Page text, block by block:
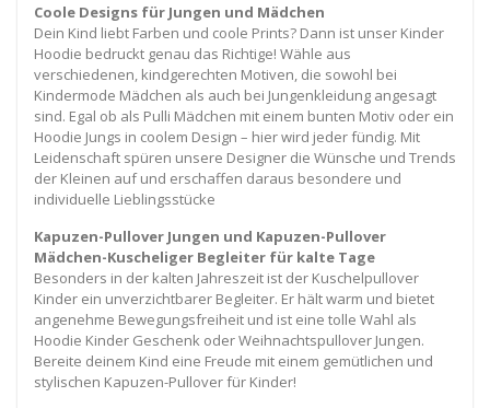
Coole Designs für Jungen und Mädchen
Dein Kind liebt Farben und coole Prints? Dann ist unser Kinder
Hoodie bedruckt genau das Richtige! Wähle aus
verschiedenen, kindgerechten Motiven, die sowohl bei
Kindermode Mädchen als auch bei Jungenkleidung angesagt
sind. Egal ob als Pulli Mädchen mit einem bunten Motiv oder ein
Hoodie Jungs in coolem Design – hier wird jeder fündig. Mit
Leidenschaft spüren unsere Designer die Wünsche und Trends
der Kleinen auf und erschaffen daraus besondere und
individuelle Lieblingsstücke
Kapuzen-Pullover Jungen und Kapuzen-Pullover
Mädchen-Kuscheliger Begleiter für kalte Tage
Besonders in der kalten Jahreszeit ist der Kuschelpullover
Kinder ein unverzichtbarer Begleiter. Er hält warm und bietet
angenehme Bewegungsfreiheit und ist eine tolle Wahl als
Hoodie Kinder Geschenk oder Weihnachtspullover Jungen.
Bereite deinem Kind eine Freude mit einem gemütlichen und
stylischen Kapuzen-Pullover für Kinder!